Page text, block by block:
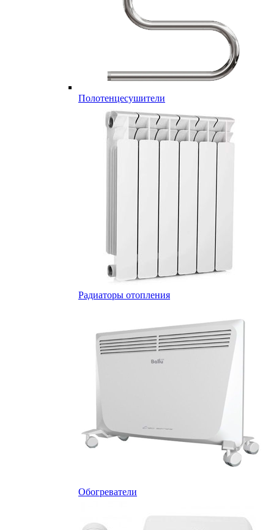
Полотенцесушители
Радиаторы отопления
Обогреватели